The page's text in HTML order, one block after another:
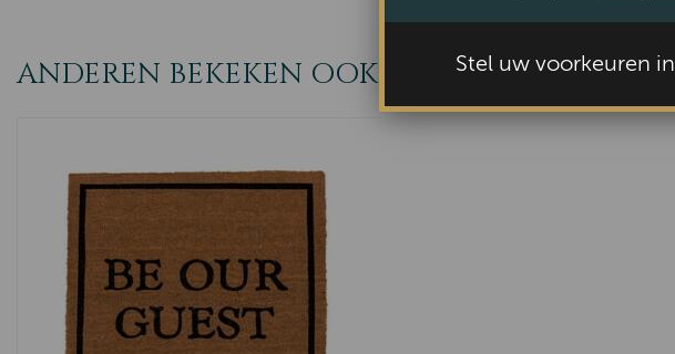
ANDEREN BEKEKEN OOK Stel uw voorkeuren in